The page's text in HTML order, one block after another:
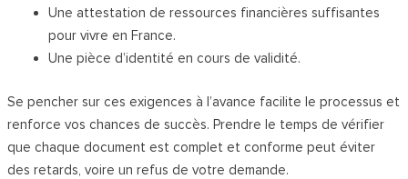
Une attestation de ressources financières suffisantes
pour vivre en France.
Une pièce d’identité en cours de validité.
Se pencher sur ces exigences à l’avance facilite le processus et
renforce vos chances de succès. Prendre le temps de vérifier
que chaque document est complet et conforme peut éviter
des retards, voire un refus de votre demande.